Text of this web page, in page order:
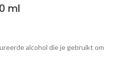
ml
alcohol die je gebruikt om